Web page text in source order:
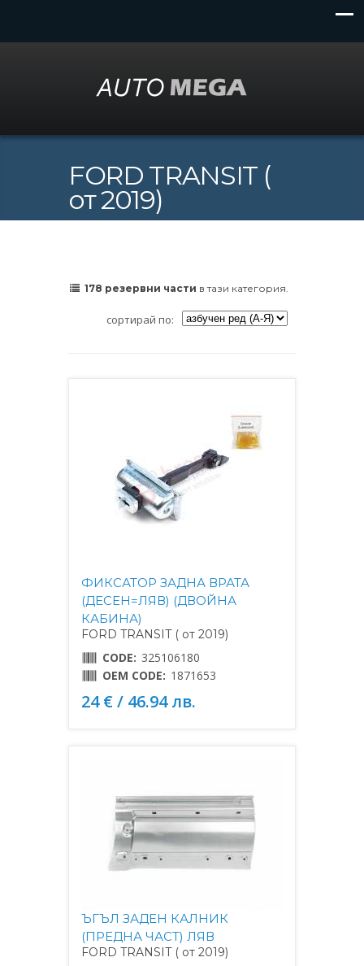
FORD TRANSIT (
от 2019)
178 резервни части в тази категория.
сортирай по:
ФИКСАТОР ЗАДНА ВРАТА
(ДЕСЕН=ЛЯВ) (ДВОЙНА
КАБИНА)
FORD TRANSIT ( от 2019)
CODE: 325106180
OEM CODE: 1871653
24 € / 46.94 лв.
ЪГЪЛ ЗАДЕН КАЛНИК
(ПРЕДНА ЧАСТ) ЛЯВ
FORD TRANSIT ( от 2019)